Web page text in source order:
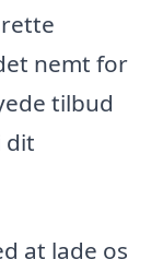
nemt for
tilbud
dit
at lade os